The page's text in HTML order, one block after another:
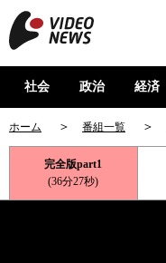
社会 政治 経済
ホーム 番組一覧
完全版part1
(36分27秒)